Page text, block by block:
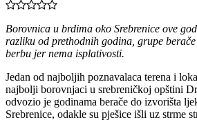
Borovnica u brdima oko Srebrenice ove
razliku od prethodnih godina, grupe
berbu jer nema isplativosti.
Jedan od najboljih poznavalaca terena i
najbolji borovnjaci u srebreničkoj opštini
odvozio je godinama berače do izvorišta
Srebrenice, odakle su pješice išli uz strme